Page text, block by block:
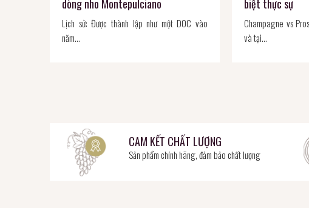
dòng nho Montepulciano
Lịch sử: Được thành lập như một DOC vào
năm…
biệt thực sự
Champagne vs
và tại…
CAM KẾT CHẤT LƯỢNG
Sản phẩm chính hãng, đảm bảo chất lượng